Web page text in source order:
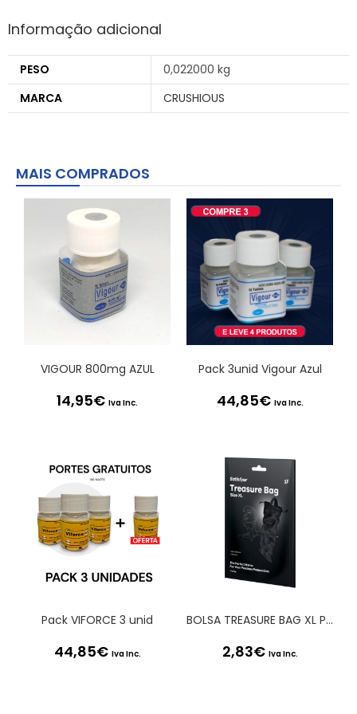
Informação adicional
PESO
0,022000 kg
MARCA
CRUSHIOUS
MAIS COMPRADOS
VIGOUR 800mg AZUL
14,95€ Iva Inc.
Pack 3unid Vigour Azul
44,85€ Iva Inc.
Pack VIFORCE 3 unid
44,85€ Iva Inc.
BOLSA TREASURE BAG XL PRETA SATISFYER
2,83€ Iva Inc.